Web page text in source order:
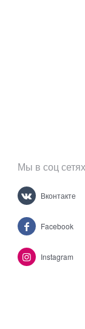
Мы в соц сетях
Вконтакте
Facebook
Instagram